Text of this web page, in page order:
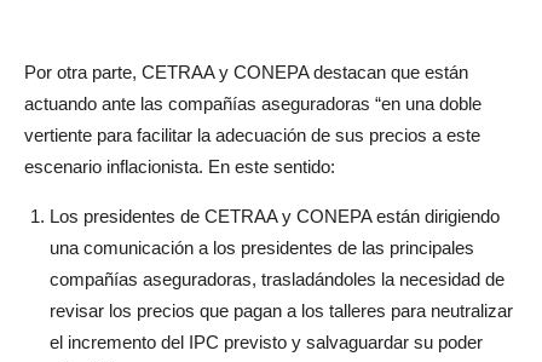
Por otra parte, CETRAA y CONEPA destacan que están
actuando ante las compañías aseguradoras “en una doble
vertiente para facilitar la adecuación de sus precios a este
escenario inflacionista. En este sentido:
Los presidentes de CETRAA y CONEPA están dirigiendo
una comunicación a los presidentes de las principales
compañías aseguradoras, trasladándoles la necesidad de
revisar los precios que pagan a los talleres para neutralizar
el incremento del IPC previsto y salvaguardar su poder